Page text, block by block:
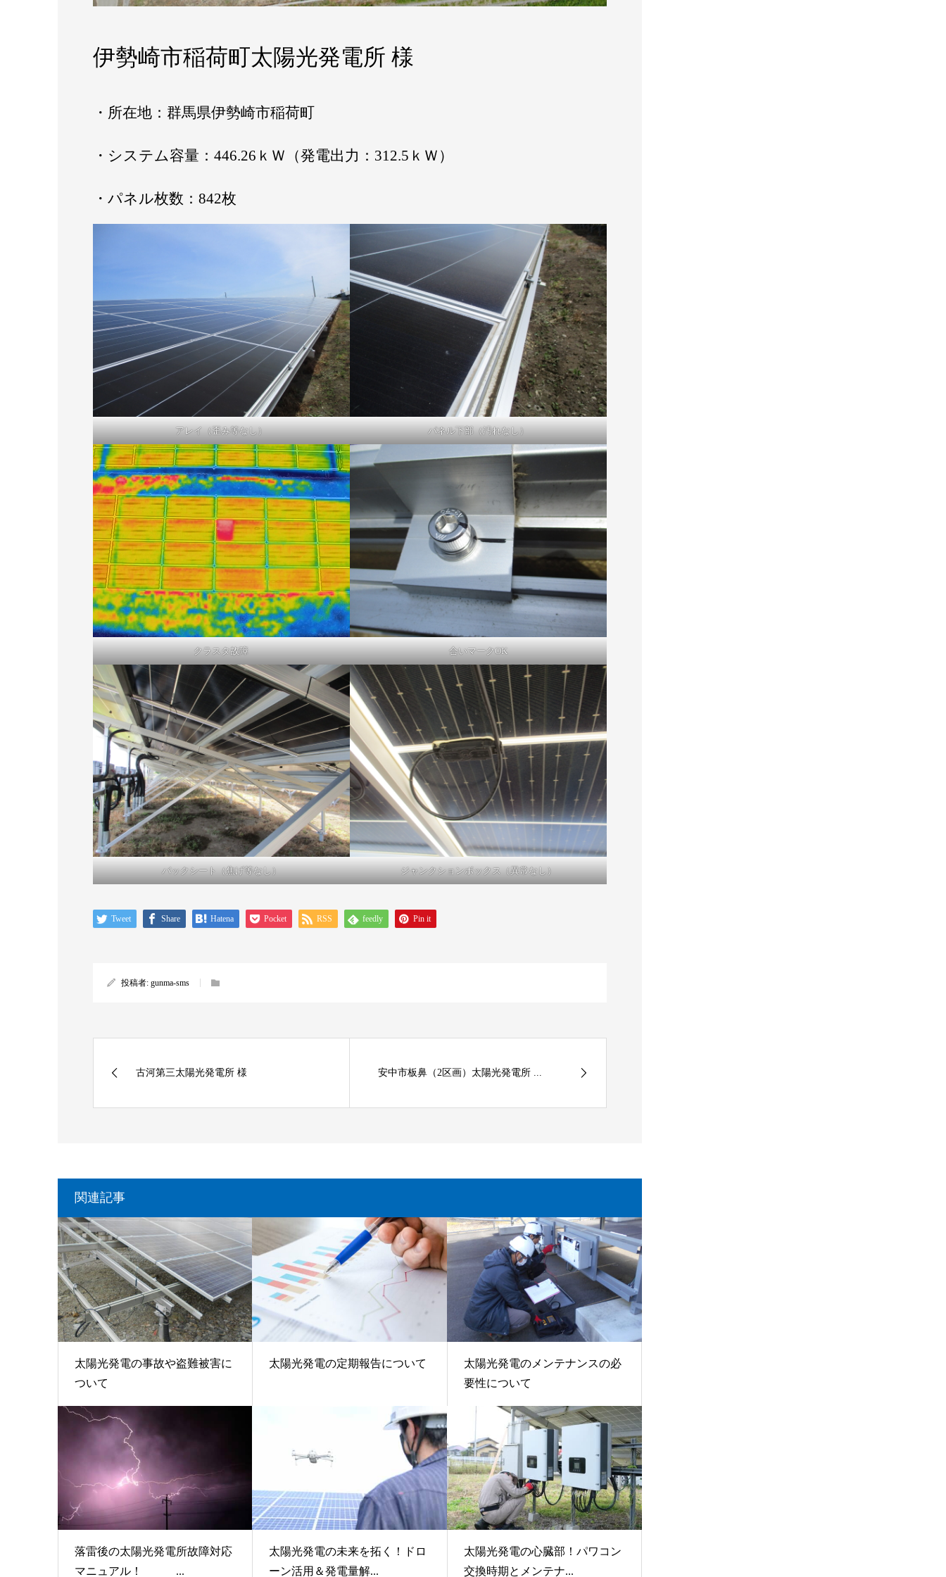
伊勢崎市稲荷町太陽光発電所 様
・所在地：群馬県伊勢崎市稲荷町
・システム容量：446.26ｋＷ（発電出力：312.5ｋＷ）
・パネル枚数：842枚
アレイ（歪み等なし） パネル下部（汚れなし）
クラスタ故障 合いマークOK
バックシート（焦げ等なし） ジャンクションボックス（異常なし）
Tweet Share Hatena Pocket RSS feedly Pin it
投稿者: gunma-sms
古河第三太陽光発電所 様 安中市板鼻（2区画）太陽光発電所 ...
関連記事
太陽光発電の事故や盗難被害に
ついて
太陽光発電の定期報告について
太陽光発電のメンテナンスの必
要性について
落雷後の太陽光発電所故障対応
マニュアル！ ...
太陽光発電の未来を拓く！ドロ
ーン活用＆発電量解...
太陽光発電の心臓部！パワコン
交換時期とメンテナ...